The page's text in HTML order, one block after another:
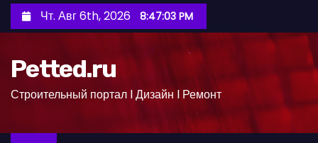
е
Чт. Авг 6th, 2026 8:47:04 PM
Petted.ru
Строительный портал l Дизайн l Ремонт